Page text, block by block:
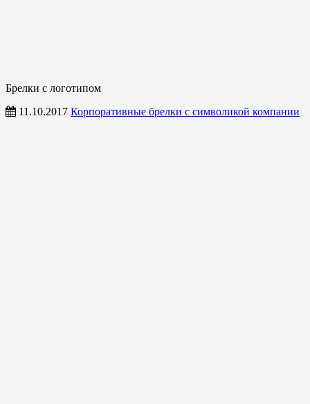
Брелки с логотипом
11.10.2017 Корпоративные брелки с символикой компании